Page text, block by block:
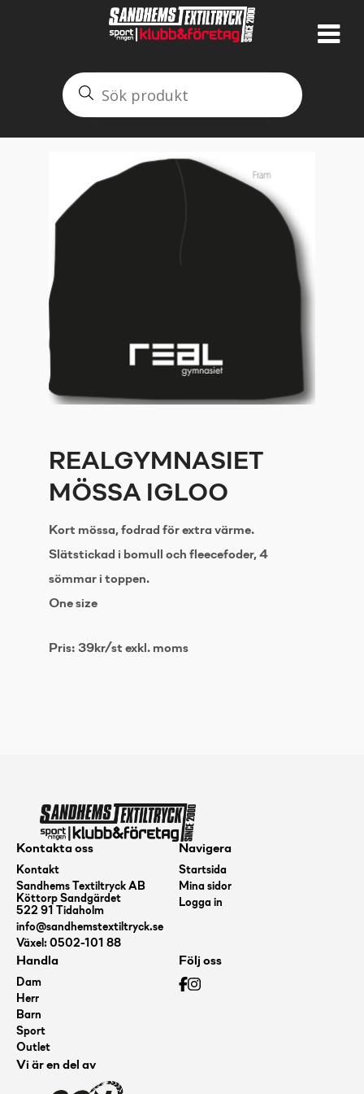
REALGYMNASIET
MÖSSA IGLOO
Kort mössa, fodrad för extra värme.
Slätstickad i bomull och fleecefoder, 4
sömmar i toppen.
One size
Pris: 39kr/st exkl. moms
Kontakta oss
Kontakt
Sandhems Textiltryck AB
Köttorp Sandgärdet
522 91 Tidaholm
info@sandhemstextiltryck.se
Växel: 0502-101 88
Navigera
Startsida
Mina sidor
Logga in
Handla
Dam
Herr
Barn
Sport
Outlet
Följ oss
Vi är en del av